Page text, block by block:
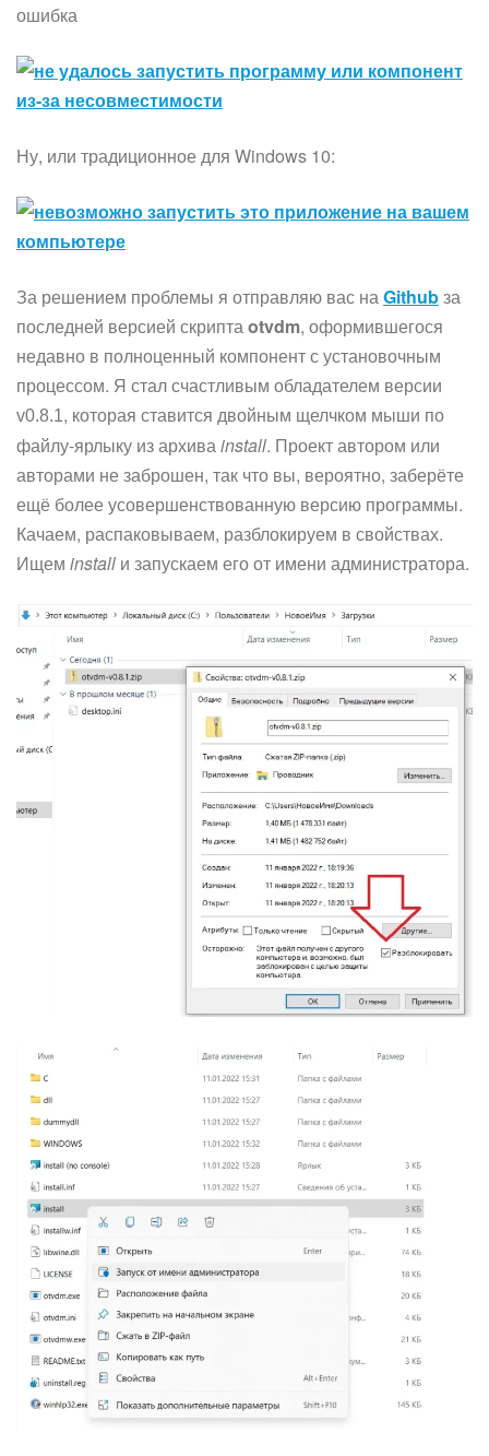
ошибка
Ну, или традиционное для Windows 10:
За решением проблемы я отправляю вас наGithubза
последней версией скриптаotvdm, оформившегося
недавно в полноценный компонент с установочным
процессом. Я стал счастливым обладателем версии
v0.8.1, которая ставится двойным щелчком мыши по
файлу-ярлыку из архиваinstall. Проект автором или
авторами не заброшен, так что вы, вероятно, заберёте
ещё более усовершенствованную версию программы.
Качаем, распаковываем, разблокируем в свойствах.
Ищем install и запускаем его от имени администратора.